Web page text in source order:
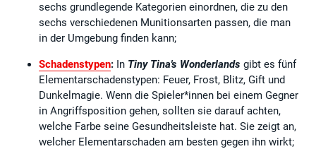
sechs grundlegende Kategorien einordnen, die zu den
sechs verschiedenen Munitionsarten passen, die man
in der Umgebung finden kann;
Schadenstypen: In Tiny Tina's Wonderlands gibt es fünf
Elementarschadenstypen: Feuer, Frost, Blitz, Gift und
Dunkelmagie. Wenn die Spieler*innen bei einem Gegner
in Angriffsposition gehen, sollten sie darauf achten,
welche Farbe seine Gesundheitsleiste hat. Sie zeigt an,
welcher Elementarschaden am besten gegen ihn wirkt;